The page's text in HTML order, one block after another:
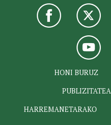
HONI BURUZ
PUBLIZITATEA
HARREMANETARAKO